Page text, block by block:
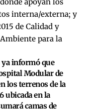
interna/externa; y
de Calidad y
para la
ya informó que
Modular de
los terrenos de la
ubicada en la
camas de